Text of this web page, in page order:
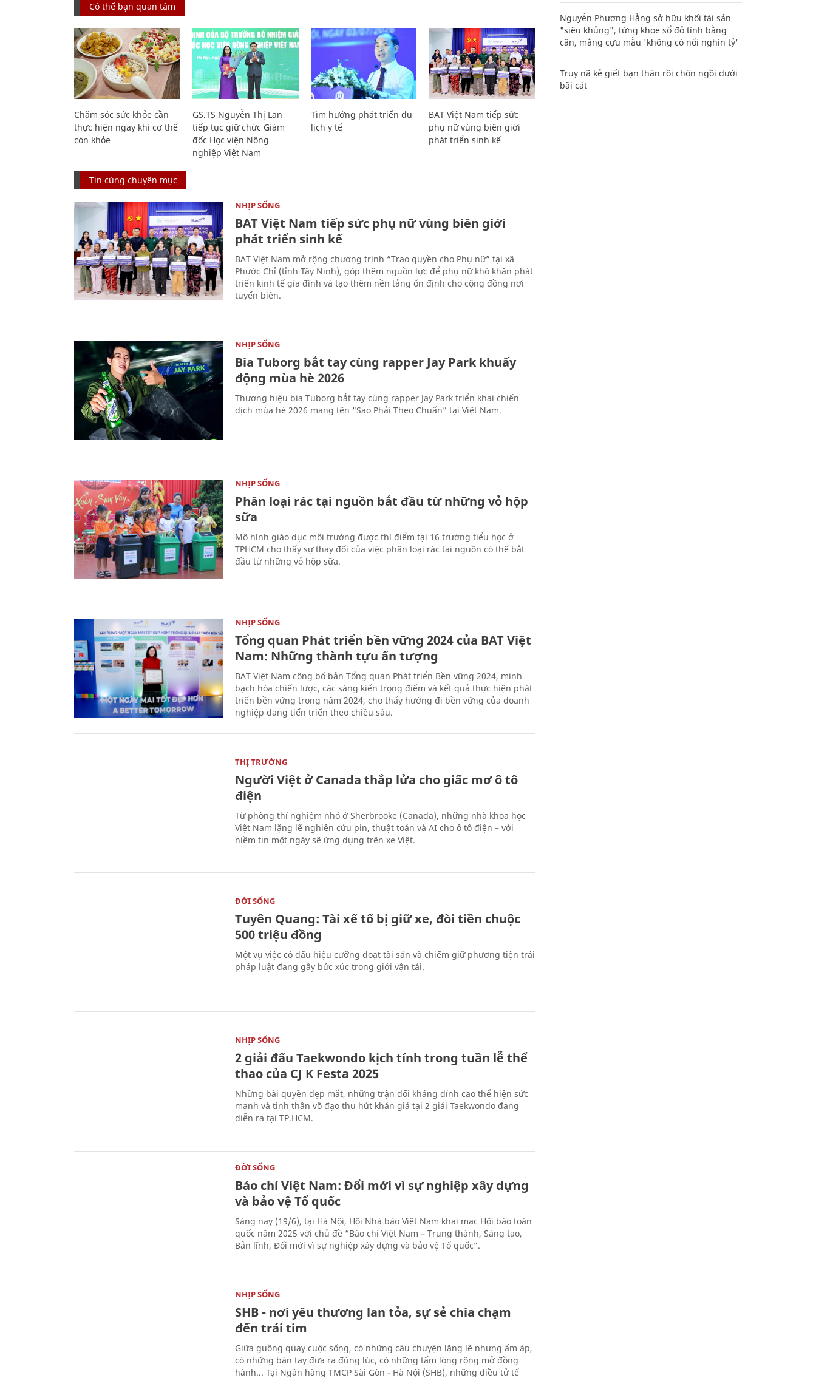
Có thể bạn quan tâm
Chăm sóc sức khỏe cần
thực hiện ngay khi cơ thể
còn khỏe
GS.TS Nguyễn Thị Lan
tiếp tục giữ chức Giám
đốc Học viện Nông
nghiệp Việt Nam
Tìm hướng phát triển du
lịch y tế
BAT Việt Nam tiếp sức
phụ nữ vùng biên giới
phát triển sinh kế
Tin cùng chuyên mục
NHỊP SỐNG
BAT Việt Nam tiếp sức phụ nữ vùng biên giới
phát triển sinh kế
BAT Việt Nam mở rộng chương trình “Trao quyền cho Phụ nữ” tại xã
Phước Chỉ (tỉnh Tây Ninh), góp thêm nguồn lực để phụ nữ khó khăn phát
triển kinh tế gia đình và tạo thêm nền tảng ổn định cho cộng đồng nơi
tuyến biên.
NHỊP SỐNG
Bia Tuborg bắt tay cùng rapper Jay Park khuấy
động mùa hè 2026
Thương hiệu bia Tuborg bắt tay cùng rapper Jay Park triển khai chiến
dịch mùa hè 2026 mang tên "Sao Phải Theo Chuẩn” tại Việt Nam.
NHỊP SỐNG
Phân loại rác tại nguồn bắt đầu từ những vỏ hộp
sữa
Mô hình giáo dục môi trường được thí điểm tại 16 trường tiểu học ở
TPHCM cho thấy sự thay đổi của việc phân loại rác tại nguồn có thể bắt
đầu từ những vỏ hộp sữa.
NHỊP SỐNG
Tổng quan Phát triển bền vững 2024 của BAT Việt
Nam: Những thành tựu ấn tượng
BAT Việt Nam công bố bản Tổng quan Phát triển Bền vững 2024, minh
bạch hóa chiến lược, các sáng kiến trọng điểm và kết quả thực hiện phát
triển bền vững trong năm 2024, cho thấy hướng đi bền vững của doanh
nghiệp đang tiến triển theo chiều sâu.
THỊ TRƯỜNG
Người Việt ở Canada thắp lửa cho giấc mơ ô tô
điện
Từ phòng thí nghiệm nhỏ ở Sherbrooke (Canada), những nhà khoa học
Việt Nam lặng lẽ nghiên cứu pin, thuật toán và AI cho ô tô điện – với
niềm tin một ngày sẽ ứng dụng trên xe Việt.
ĐỜI SỐNG
Tuyên Quang: Tài xế tố bị giữ xe, đòi tiền chuộc
500 triệu đồng
Một vụ việc có dấu hiệu cưỡng đoạt tài sản và chiếm giữ phương tiện trái
pháp luật đang gây bức xúc trong giới vận tải.
NHỊP SỐNG
2 giải đấu Taekwondo kịch tính trong tuần lễ thể
thao của CJ K Festa 2025
Những bài quyền đẹp mắt, những trận đối kháng đỉnh cao thể hiện sức
mạnh và tinh thần võ đạo thu hút khán giả tại 2 giải Taekwondo đang
diễn ra tại TP.HCM.
ĐỜI SỐNG
Báo chí Việt Nam: Đổi mới vì sự nghiệp xây dựng
và bảo vệ Tổ quốc
Sáng nay (19/6), tại Hà Nội, Hội Nhà báo Việt Nam khai mạc Hội báo toàn
quốc năm 2025 với chủ đề “Báo chí Việt Nam – Trung thành, Sáng tạo,
Bản lĩnh, Đổi mới vì sự nghiệp xây dựng và bảo vệ Tổ quốc”.
NHỊP SỐNG
SHB - nơi yêu thương lan tỏa, sự sẻ chia chạm
đến trái tim
Giữa guồng quay cuộc sống, có những câu chuyện lặng lẽ nhưng ấm áp,
có những bàn tay đưa ra đúng lúc, có những tấm lòng rộng mở đồng
hành... Tại Ngân hàng TMCP Sài Gòn - Hà Nội (SHB), những điều tử tế
Nguyễn Phương Hằng sở hữu khối tài sản
"siêu khủng", từng khoe sổ đỏ tính bằng
cân, mắng cựu mẫu 'không có nổi nghìn tỷ'
Truy nã kẻ giết bạn thân rồi chôn ngồi dưới
bãi cát